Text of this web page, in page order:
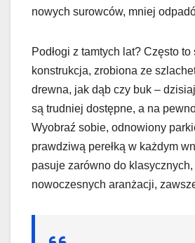
nowych surowców, mniej
Podłogi z tamtych lat? Często
konstrukcja, zrobiona ze
drewna, jak dąb czy buk –
są trudniej dostępne, a na
Wyobraź sobie, odnowiony
prawdziwą perełką w każdym
pasuje zarówno do klasycznych,
nowoczesnych aranżacji,